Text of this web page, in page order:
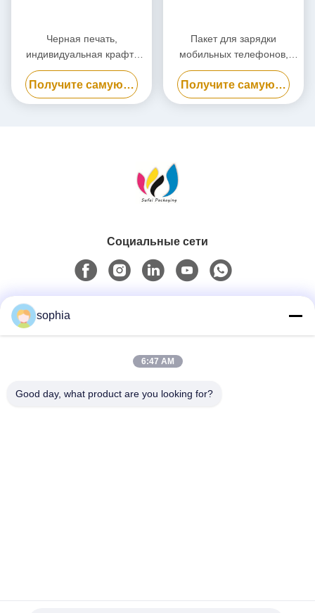
Черная печать,
индивидуальная крафт-
бумажная упаковочная
коробка, экологически
чистая картонная коробка
Получите самую лучшую цену
Пакет для зарядки
мобильных телефонов,
биоразлагаемый пакет для
электростанций Получите самую лучшую цену
Социальные сети
0086-13128969971
sophia
6:47 AM
Good day, what product are you looking for?